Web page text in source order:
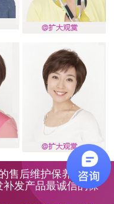
售后维护保养服务，
发产品最诚信的保